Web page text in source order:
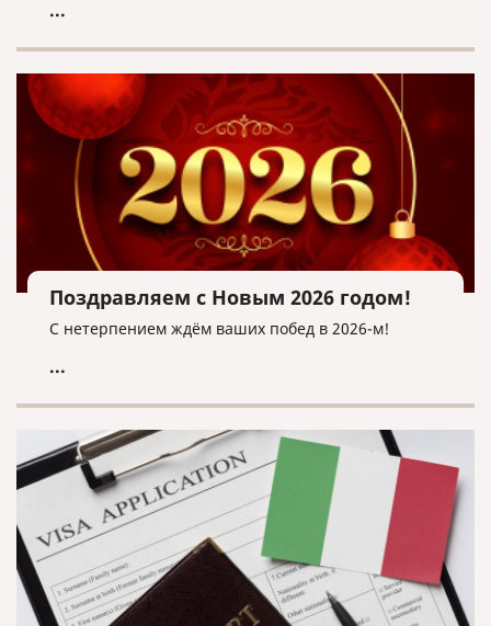
...
Поздравляем с Новым 2026 годом!
С нетерпением ждём ваших побед в 2026-м!
...